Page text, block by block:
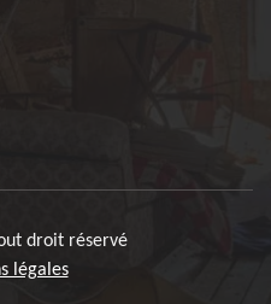
droit réservé
légales